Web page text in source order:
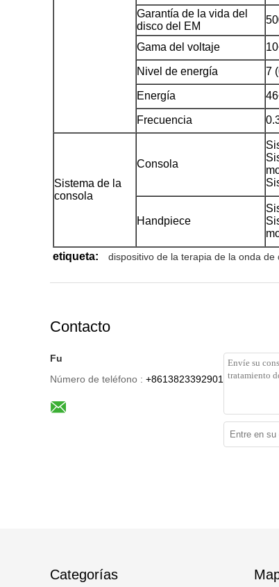
Garantía de la vida del
disco del EM
Gama del voltaje
Nivel de energía 7
Energía
Frecuencia
Sistema de la
consola
Consola
Handpiece
etiqueta:
dispositivo de la terapia de la onda de
Contacto
Fu
Número de teléfono : +8613823392901
Categorías